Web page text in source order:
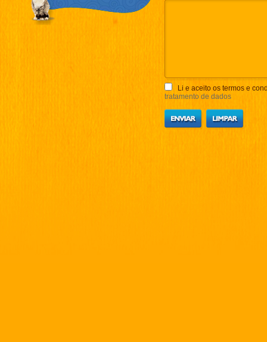
Li e aceito os termos e
tratamento de dados